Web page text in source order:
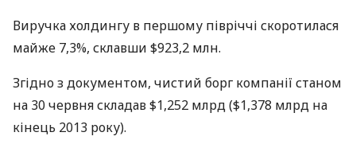
Виручка холдингу в першому півріччі скоротилася
майже 7,3%, склавши $923,2 млн.
Згідно з документом, чистий борг компанії станом
на 30 червня складав $1,252 млрд ($1,378 млрд на
кінець 2013 року).